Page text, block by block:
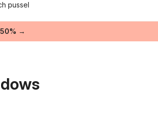
pussel
→